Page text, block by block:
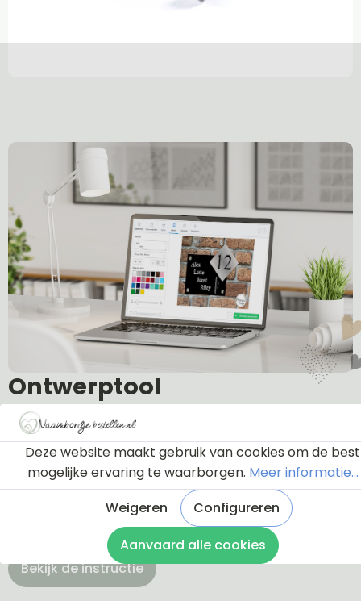
Ontwerptool
Via onderstaande knop komt u bij een instructie en
een tutorial die u een rondleiding geeft door de
ontwerptool. Hierdoor weet u precies hoe u zelf uw
naambordje helemaal kunt aanpassen en naar uw
eigen smaak kunt ontwerpen.
Bekijk de instructie
Deze website maakt gebruik van cookies om de best
mogelijke ervaring te waarborgen. Meer informatie...
Weigeren
Configureren
Aanvaard alle cookies